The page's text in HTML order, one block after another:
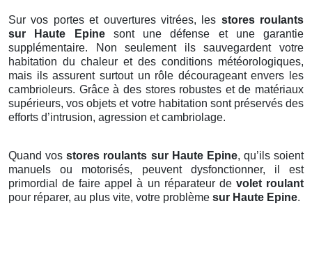
Sur vos portes et ouvertures vitrées, les stores roulants
sur Haute Epine sont une défense et une garantie
supplémentaire. Non seulement ils sauvegardent votre
habitation du chaleur et des conditions météorologiques,
mais ils assurent surtout un rôle décourageant envers les
cambrioleurs. Grâce à des stores robustes et de matériaux
supérieurs, vos objets et votre habitation sont préservés des
efforts d’intrusion, agression et cambriolage.
Quand vosstores roulants sur Haute Epine, qu’ils soient
manuels ou motorisés, peuvent dysfonctionner, il est
primordial de faire appel à un réparateur de volet roulant
pour réparer, au plus vite, votre problème sur Haute Epine.